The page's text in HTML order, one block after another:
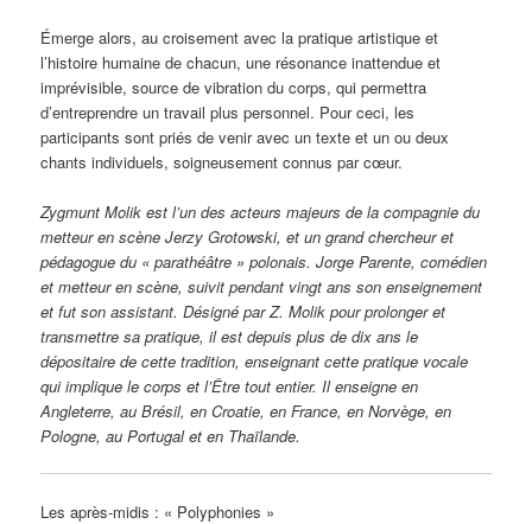
Émerge alors, au croisement avec la pratique artistique et
l’histoire humaine de chacun, une résonance inattendue et
imprévisible, source de vibration du corps, qui permettra
d’entreprendre un travail plus personnel. Pour ceci, les
participants sont priés de venir avec un texte et un ou deux
chants individuels, soigneusement connus par cœur.
Zygmunt Molik est l’un des acteurs majeurs de la compagnie du
metteur en scène Jerzy Grotowski, et un grand chercheur et
pédagogue du « parathéâtre » polonais. Jorge Parente, comédien
et metteur en scène, suivit pendant vingt ans son enseignement
et fut son assistant. Désigné par Z. Molik pour prolonger et
transmettre sa pratique, il est depuis plus de dix ans le
dépositaire de cette tradition, enseignant cette pratique vocale
qui implique le corps et l’Être tout entier. Il enseigne en
Angleterre, au Brésil, en Croatie, en France, en Norvège, en
Pologne, au Portugal et en Thaïlande.
Les après-midis : « Polyphonies »